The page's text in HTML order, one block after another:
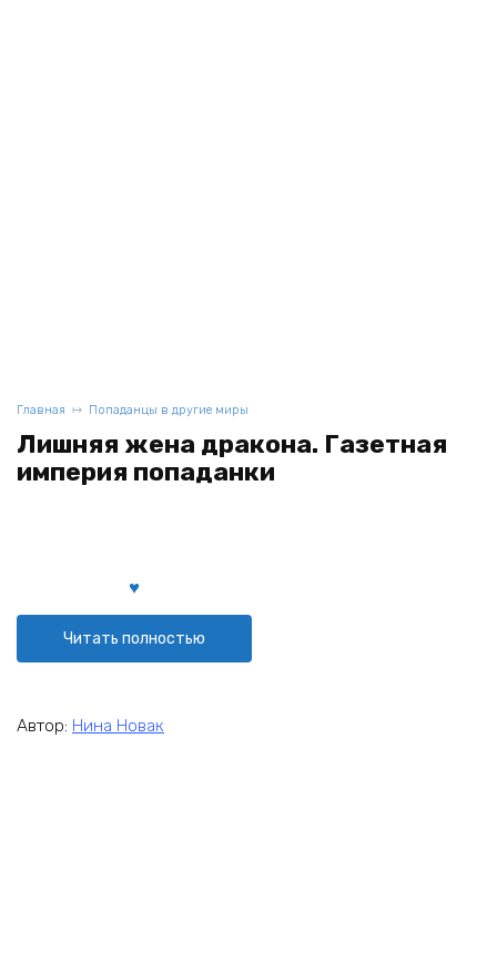
Главная Попаданцы в другие миры
Лишняя жена дракона. Газетная
империя попаданки
Читать полностью
Автор: Нина Новак